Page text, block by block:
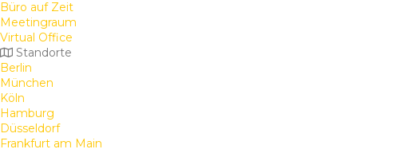
Büro auf Zeit
Meetingraum
Virtual Office
Standorte
Berlin
München
Köln
Hamburg
Düsseldorf
Frankfurt am Main